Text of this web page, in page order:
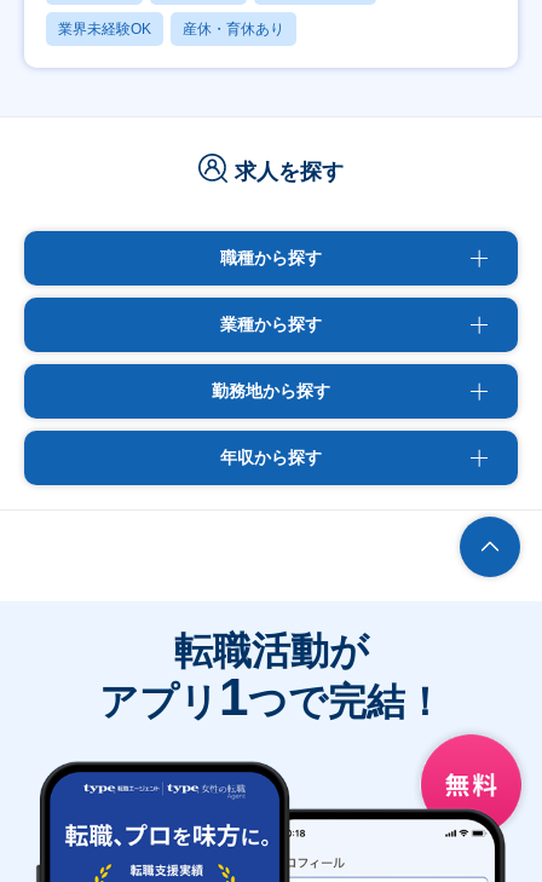
業界未経験OK 産休・育休あり
求人を探す
職種から探す
業種から探す
勤務地から探す
年収から探す
転職活動が
アプリ 1つで完結！